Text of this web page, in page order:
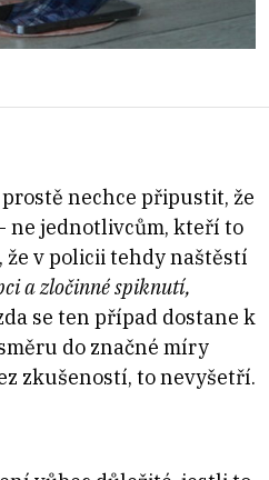
nechce připustit, že
ne jednotlivcům, kteří to
v policii tehdy naštěstí
a zločinné spiknutí,
se ten případ dostane k
do značné míry
zkušeností, to nevyšetří.